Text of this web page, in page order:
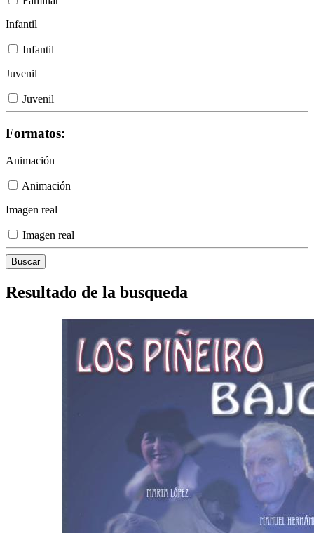
Infantil
Infantil
Juvenil
Juvenil
Formatos:
Animación
Animación
Imagen real
Imagen real
Resultado de la busqueda